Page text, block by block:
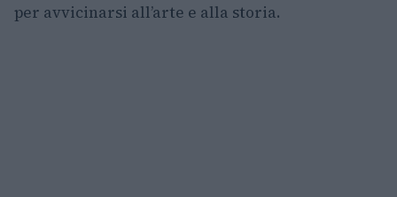
per avvicinarsi all’arte e alla storia.